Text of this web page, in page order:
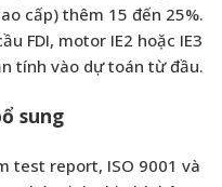
cấp) thêm 15 đến 25%.
FDI, motor IE2 hoặc IE3
tính vào dự toán từ đầu.
sung
test report, ISO 9001 và